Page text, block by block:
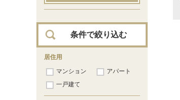
条件で絞り込む
居住用
マンション
アパート
一戸建て